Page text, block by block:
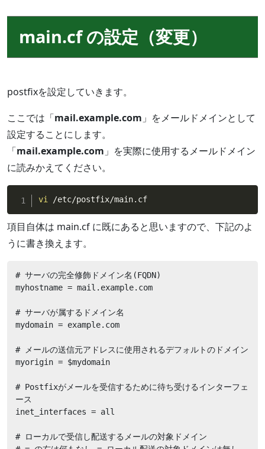
main.cf の設定（変更）
postfixを設定していきます。
ここでは「mail.example.com 」をメールドメインとして
設定することにします。
「mail.example.com 」を実際に使用するメールドメイン
に読みかえてください。
vi /etc/postfix/main.cf
項目自体は main.cf に既にあると思いますので、下記のよ
うに書き換えます。
# サーバの完全修飾ドメイン名(FQDN)
myhostname = mail.example.com
# サーバが属するドメイン名
mydomain = example.com
# メールの送信元アドレスに使用されるデフォルトのドメイン
myorigin = $mydomain
# Postfixがメールを受信するために待ち受けるインターフェ
ース
inet_interfaces = all
# ローカルで受信し配送するメールの対象ドメイン